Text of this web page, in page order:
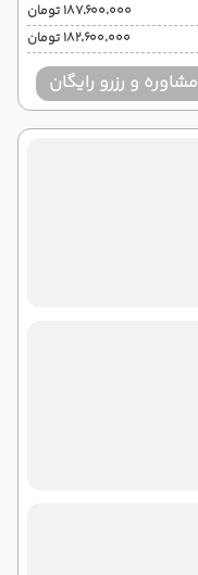
۱۸۷٬۶۰۰٬۰۰۰ تومان
۱۸۲٬۶۰۰٬۰۰۰ تومان
مشاوره و رزرو رایگان